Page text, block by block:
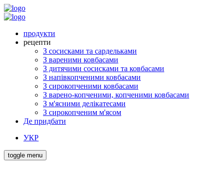
продукти
рецепти
З сосисками та сардельками
З вареними ковбасами
З дитячими сосисками та ковбасами
З напівкопченими ковбасами
З сирокопченими ковбасами
З варено-копченими, копченими ковбасами
З м'ясними делікатесами
З сирокопченим м'ясом
Де придбати
УКР
toggle menu